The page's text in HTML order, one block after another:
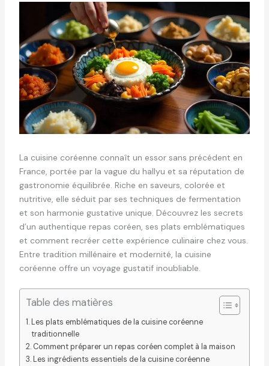
La cuisine coréenne connaît un essor sans précédent en
France, portée par la vague du hallyu et sa réputation de
gastronomie équilibrée. Riche en saveurs, colorée et
nutritive, elle séduit par ses techniques de fermentation
et son harmonie gustative unique. Découvrez les secrets
d’un authentique repas coréen, ses plats emblématiques
et comment recréer cette expérience culinaire chez vous.
Entre tradition millénaire et modernité, la cuisine
coréenne offre un voyage gustatif inoubliable.
Table des matières
Les plats emblématiques de la cuisine coréenne
traditionnelle
Comment préparer un repas coréen complet à la maison
Les ingrédients essentiels de la cuisine coréenne